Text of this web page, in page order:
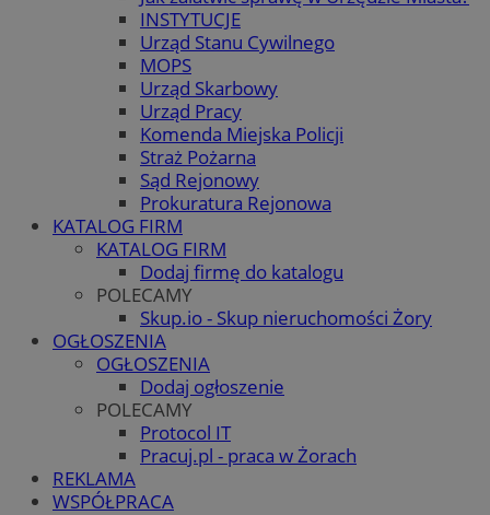
INSTYTUCJE
Urząd Stanu Cywilnego
MOPS
Urząd Skarbowy
Urząd Pracy
Komenda Miejska Policji
Straż Pożarna
Sąd Rejonowy
Prokuratura Rejonowa
KATALOG FIRM
KATALOG FIRM
Dodaj firmę do katalogu
POLECAMY
Skup.io - Skup nieruchomości Żory
OGŁOSZENIA
OGŁOSZENIA
Dodaj ogłoszenie
POLECAMY
Protocol IT
Pracuj.pl - praca w Żorach
REKLAMA
WSPÓŁPRACA